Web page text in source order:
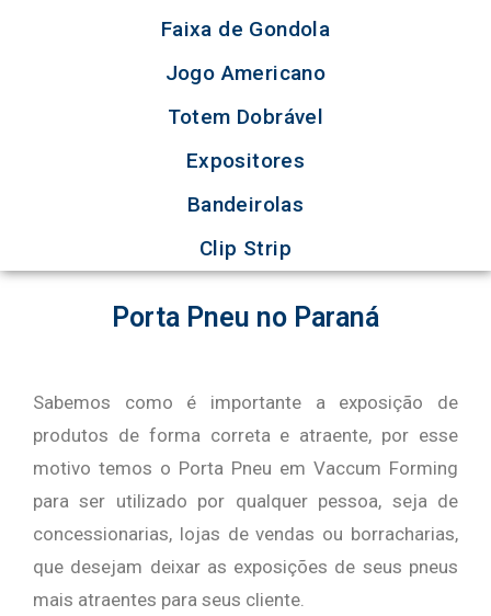
Faixa de Gondola
Jogo Americano
Totem Dobrável
Expositores
Bandeirolas
Clip Strip
Porta Pneu no Paraná
Sabemos como é importante a exposição de
produtos de forma correta e atraente, por esse
motivo temos o Porta Pneu em Vaccum Forming
para ser utilizado por qualquer pessoa, seja de
concessionarias, lojas de vendas ou borracharias,
que desejam deixar as exposições de seus pneus
mais atraentes para seus cliente.